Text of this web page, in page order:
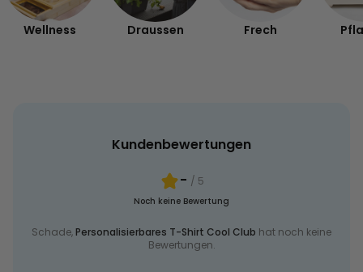
Wellness Draussen Frech
Kundenbewertungen
- / 5
Noch keine Bewertung
Schade,Personalisierbares T-Shirt Cool Club hat noch keine
Bewertungen.